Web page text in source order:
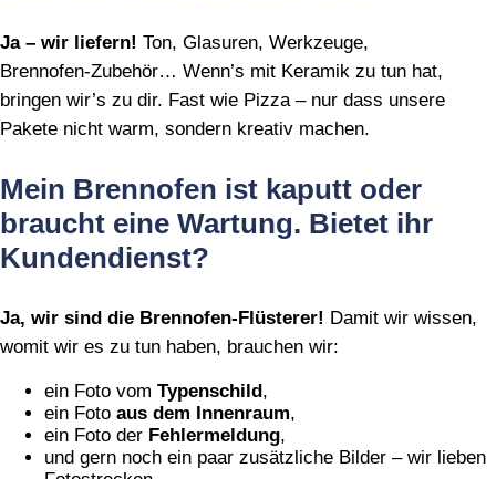
Ja – wir liefern! Ton, Glasuren, Werkzeuge,
Brennofen‑Zubehör… Wenn’s mit Keramik zu tun hat,
bringen wir’s zu dir. Fast wie Pizza – nur dass unsere
Pakete nicht warm, sondern kreativ machen.
Mein Brennofen ist kaputt oder
braucht eine Wartung. Bietet ihr
Kundendienst?
Ja, wir sind die Brennofen‑Flüsterer! Damit wir wissen,
womit wir es zu tun haben, brauchen wir:
ein Foto vom Typenschild,
ein Foto aus dem Innenraum,
ein Foto der Fehlermeldung,
und gern noch ein paar zusätzliche Bilder – wir lieben